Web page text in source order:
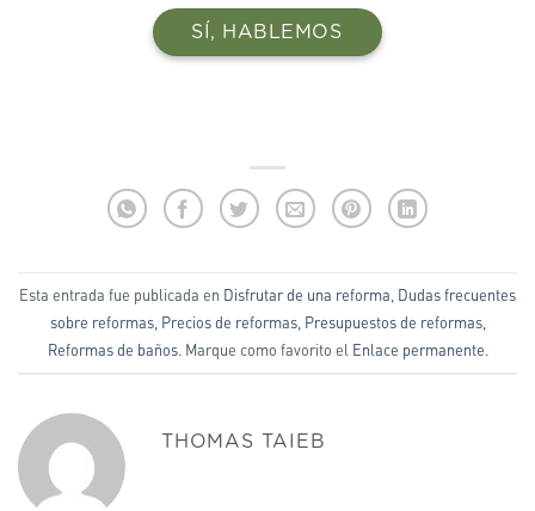
SÍ, HABLEMOS
Esta entrada fue publicada en Disfrutar de una reforma Dudas frecuentes
sobre reformas, Precios de reformas, Presupuestos de reformas,
Reformas de baños. Marque como favorito el Enlace permanente.
THOMAS TAIEB